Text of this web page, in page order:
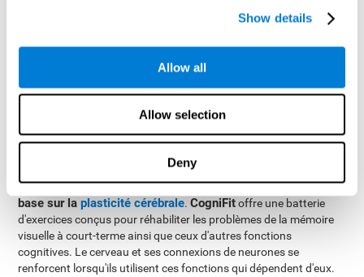
Show details
Allow all
Allow selection
Deny
présentées, où il faudra trouver la bonne combinaison.
Comment réhabiliter ou améliorer
la mémoire visuelle à court-terme?
Chez CogniFit
professionnelle la mémoire visuelle à court-terme, ainsi que le
reste des habiletés cognitives.
La réhabilitation de la mémoire visuelle à court-terme se
base sur laplasticité cérébrale.CogniFitoffre une batterie
d'exercices conçus pour réhabiliter les problèmes de la mémoire
visuelle à court-terme ainsi que ceux d'autres fonctions
cognitives. Le cerveau et ses connexions de neurones se
renforcent lorsqu'ils utilisent ces fonctions qui dépendent d'eux.